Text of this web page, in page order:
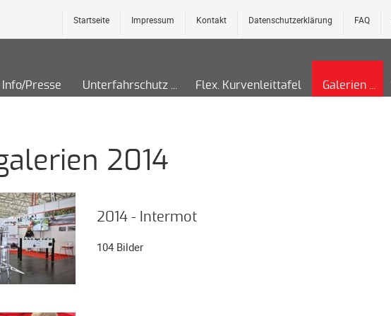
FAQ
Datenschutzerklärung
Kontakt
Impressum
Startseite
Info/Presse Unterfahrschutz Flex. Kurvenleittafel Galerien
2014
2014 - Intermot
104 Bilder